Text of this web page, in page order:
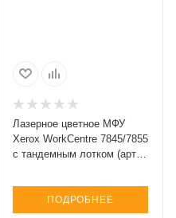
Лазерное цветное МФУ
Xerox WorkCentre 7845/7855
с тандемным лотком (арт.
ПОДРОБНЕЕ